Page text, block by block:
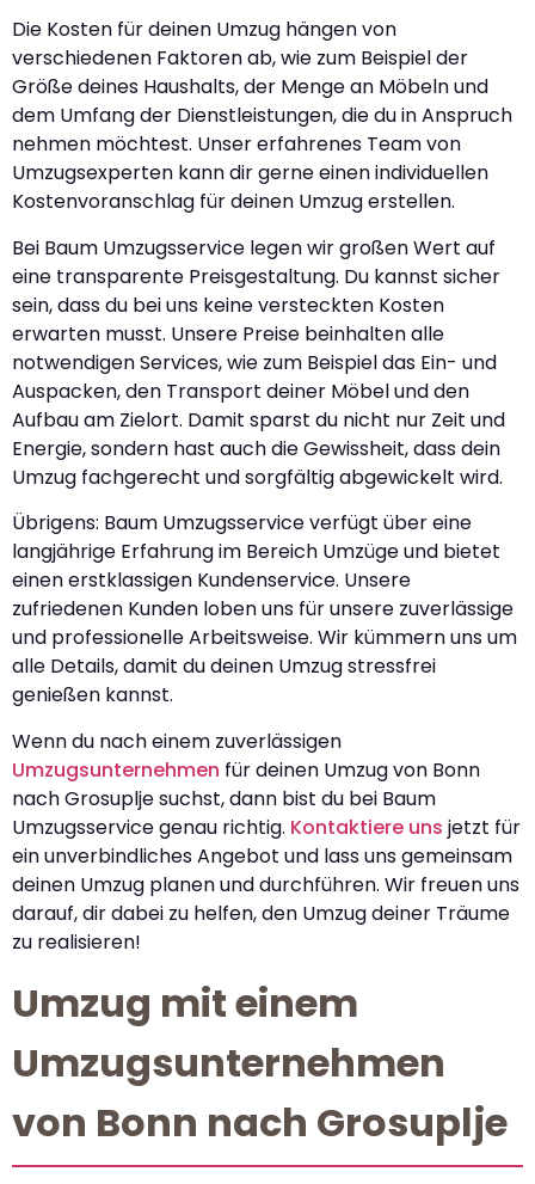
Die Kosten für deinen Umzug hängen von
verschiedenen Faktoren ab, wie zum Beispiel der
Größe deines Haushalts, der Menge an Möbeln und
dem Umfang der Dienstleistungen, die du in Anspruch
nehmen möchtest. Unser erfahrenes Team von
Umzugsexperten kann dir gerne einen individuellen
Kostenvoranschlag für deinen Umzug erstellen.
Bei Baum Umzugsservice legen wir großen Wert auf
eine transparente Preisgestaltung. Du kannst sicher
sein, dass du bei uns keine versteckten Kosten
erwarten musst. Unsere Preise beinhalten alle
notwendigen Services, wie zum Beispiel das Ein- und
Auspacken, den Transport deiner Möbel und den
Aufbau am Zielort. Damit sparst du nicht nur Zeit und
Energie, sondern hast auch die Gewissheit, dass dein
Umzug fachgerecht und sorgfältig abgewickelt wird.
Übrigens: Baum Umzugsservice verfügt über eine
langjährige Erfahrung im Bereich Umzüge und bietet
einen erstklassigen Kundenservice. Unsere
zufriedenen Kunden loben uns für unsere zuverlässige
und professionelle Arbeitsweise. Wir kümmern uns um
alle Details, damit du deinen Umzug stressfrei
genießen kannst.
Wenn du nach einem zuverlässigen
Umzugsunternehmen für deinen Umzug von Bonn
nach Grosuplje suchst, dann bist du bei Baum
Umzugsservice genau richtig. Kontaktiere uns jetzt für
ein unverbindliches Angebot und lass uns gemeinsam
deinen Umzug planen und durchführen. Wir freuen uns
darauf, dir dabei zu helfen, den Umzug deiner Träume
zu realisieren!
Umzug mit einem
Umzugsunternehmen
von Bonn nach Grosuplje